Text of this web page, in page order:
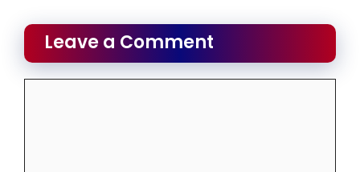
Leave a Comment